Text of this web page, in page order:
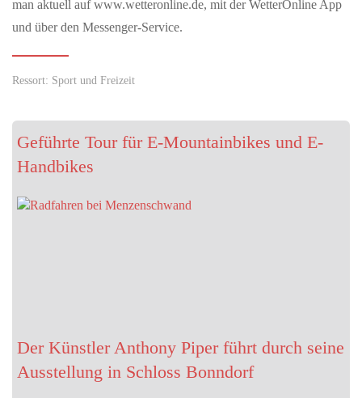
„Wahlkompass“ der Erzdiözese gewinnt Deutschen Preis für
Onlinekommunikation Freiburg (pef). Großer Erfolg für die
digitale politische…
Am 29. Mai 2026 jährt sich die Sturzflut in Braunsbach
zum zehnten Mal
ExtremWasserPartnerschaften helfen Kommunen dabei, sich auf
jeden Ort treffen. Am…
man aktuell auf www.wetteronline.de, mit der WetterOnline App
und über den Messenger-Service.
Ressort: Sport und Freizeit
Geführte Tour für E-Mountainbikes und E-
Handbikes
Der Künstler Anthony Piper führt durch seine
Ausstellung in Schloss Bonndorf